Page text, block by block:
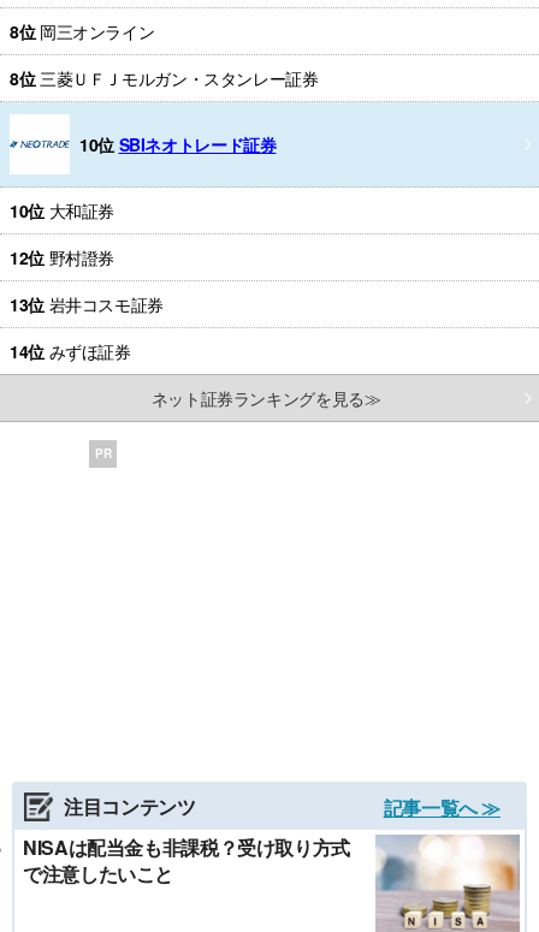
8位 岡三オンライン
8位三菱ＵＦＪモルガン・スタンレー証券
10位 SBIネオトレード証券
10位 大和証券
12位 野村證券
13位 岩井コスモ証券
14位 みずほ証券
ネット証券ランキングを見る≫
PR
注目コンテンツ
記事一覧へ ≫
NISAは配当金も非課税？受け取り方式
で注意したいこと